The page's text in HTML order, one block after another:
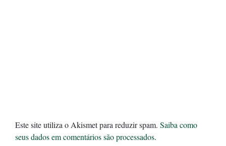
Este site utiliza o Akismet para reduzir spam. Saiba como
seus dados em comentários são processados.